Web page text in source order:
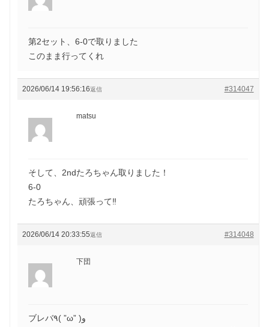
第2セット、6-0で取りました
このまま行ってくれ
2026/06/14 19:56:16 #314047
返信
matsu
そして、2ndたろちゃん取りました！
6-0
たろちゃん、頑張って‼️
2026/06/14 20:33:55 #314048
返信
下団
ブレバ٩( ”ω” )و